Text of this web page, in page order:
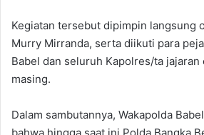
Kegiatan tersebut dipimpin langsung
Murry Mirranda, serta diikuti para
Babel dan seluruh Kapolres/ta
masing.
Dalam sambutannya, Wakapolda